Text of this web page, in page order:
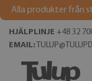
Alla produkter från
HJÄLPLINJE +48 32
EMAIL: